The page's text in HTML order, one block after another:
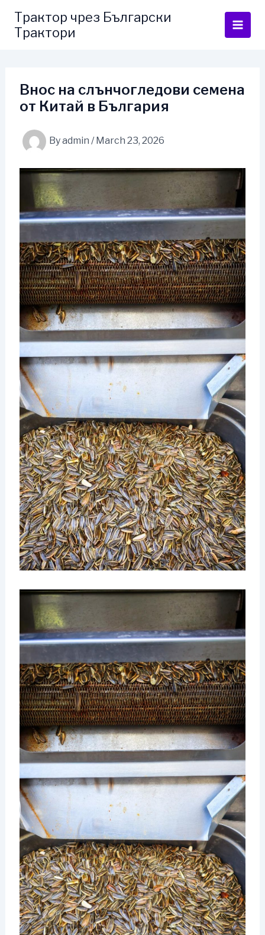
content
Трактор чрез Български
Трактори
Внос на слънчогледови семена
от Китай в България
Byadmin / March 23, 2026